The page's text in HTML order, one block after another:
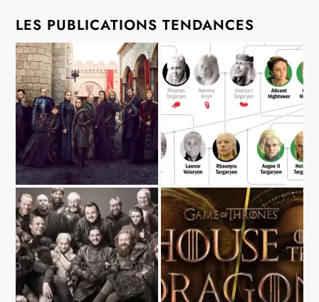
LES PUBLICATIONS TENDANCES